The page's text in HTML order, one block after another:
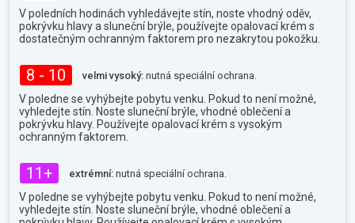
V poledních hodinách vyhledávejte stín, noste vhodný oděv,
pokrývku hlavy a sluneční brýle, používejte opalovací krém s
dostatečným ochranným faktorem pro nezakrytou pokožku.
8 - 10 velmi vysoký: nutná speciální ochrana.
V poledne se vyhýbejte pobytu venku. Pokud to není možné,
vyhledejte stín. Noste sluneční brýle, vhodné oblečení a
pokrývku hlavy. Používejte opalovací krém s vysokým
ochranným faktorem.
11+ extrémní: nutná speciální ochrana.
V poledne se vyhýbejte pobytu venku. Pokud to není možné,
vyhledejte stín. Noste sluneční brýle, vhodné oblečení a